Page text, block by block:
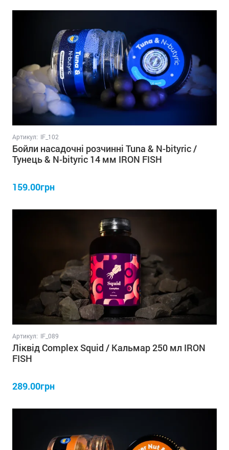
Артикул: IF_102
Бойли насадочні розчинні Tuna & N-bityric /
Тунець & N-bityric 14 мм IRON FISH
159.00грн
Артикул: IF_089
Ліквід Complex Squid / Кальмар 250 мл IRON
FISH
289.00грн